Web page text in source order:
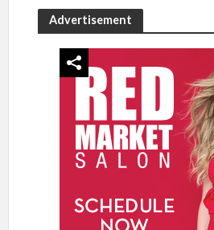
Advertisement